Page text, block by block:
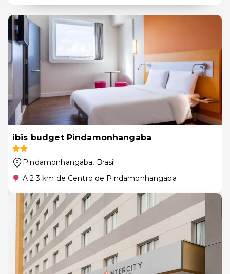
ibis budget Pindamonhangaba
Pindamonhangaba, Brasil
A 2.3 km de Centro de Pindamonhangaba